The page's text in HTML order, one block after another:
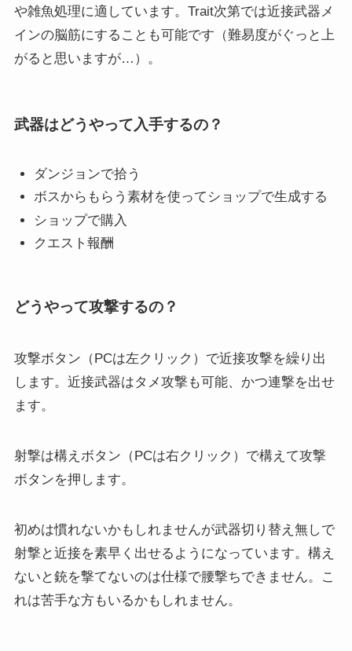
や雑魚処理に適しています。Trait次第では近接武器メ
インの脳筋にすることも可能です（難易度がぐっと上
がると思いますが…）。
武器はどうやって入手するの？
ダンジョンで拾う
ボスからもらう素材を使ってショップで生成する
ショップで購入
クエスト報酬
どうやって攻撃するの？
攻撃ボタン（PCは左クリック）で近接攻撃を繰り出
します。近接武器はタメ攻撃も可能、かつ連撃を出せ
ます。
射撃は構えボタン（PCは右クリック）で構えて攻撃
ボタンを押します。
初めは慣れないかもしれませんが武器切り替え無しで
射撃と近接を素早く出せるようになっています。構え
ないと銃を撃てないのは仕様で腰撃ちできません。こ
れは苦手な方もいるかもしれません。